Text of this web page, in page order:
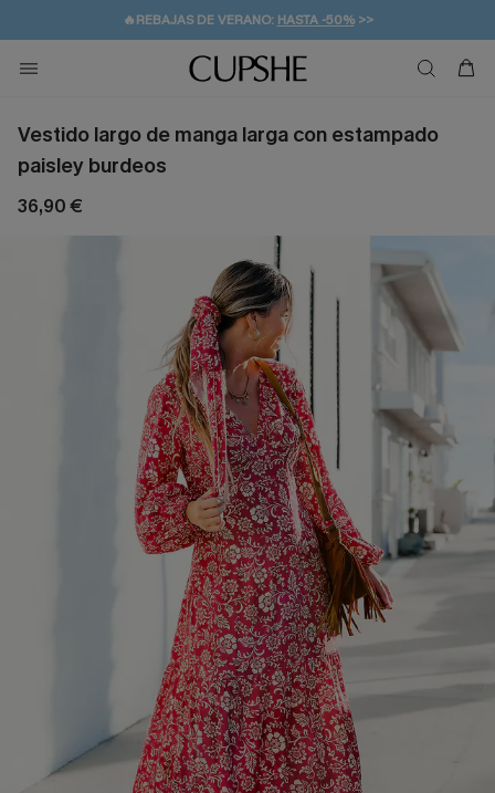
💌¡SUSCRIBIRSE & GANAR -10% EXTRA!
🚚ENVÍO GRATUITO A PARTIR DE 49 € >>
Vestido largo de manga larga con estampado
paisley burdeos
36,90 €